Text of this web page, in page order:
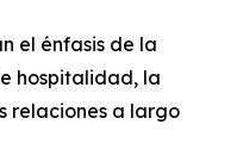
el énfasis de la
hospitalidad, la
relaciones a largo